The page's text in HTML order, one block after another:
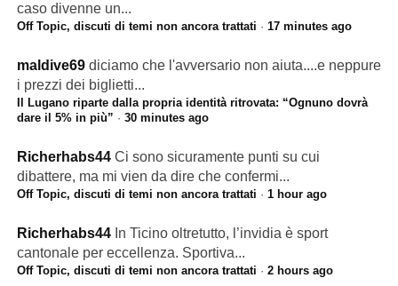
caso divenne un...
Off Topic, discuti di temi non ancora trattati · 17 minutes ago
maldive69 diciamo che l'avversario non aiuta....e neppure
i prezzi dei biglietti...
Il Lugano riparte dalla propria identità ritrovata: “Ognuno dovrà
dare il 5% in più” · 30 minutes ago
Richerhabs44 Ci sono sicuramente punti su cui
dibattere, ma mi vien da dire che confermi...
Off Topic, discuti di temi non ancora trattati · 1 hour ago
Richerhabs44 In Ticino oltretutto, l’invidia è sport
cantonale per eccellenza. Sportiva...
Off Topic, discuti di temi non ancora trattati · 2 hours ago